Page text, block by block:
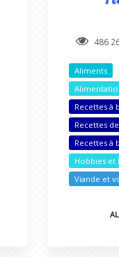
486
Aliments
Recettes à
Recettes
Recettes à
Hobbies et
Viande et